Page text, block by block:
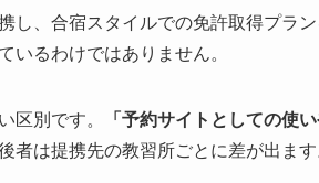
し、合宿スタイルでの免許取得プラ
いるわけではありません。
区別です。
「予約サイトとしての使
者は提携先の教習所ごとに差が出ます